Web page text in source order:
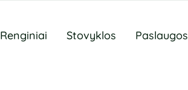
Renginiai Stovyklos Paslaugos